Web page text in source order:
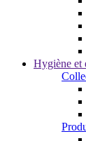
Hygiène et